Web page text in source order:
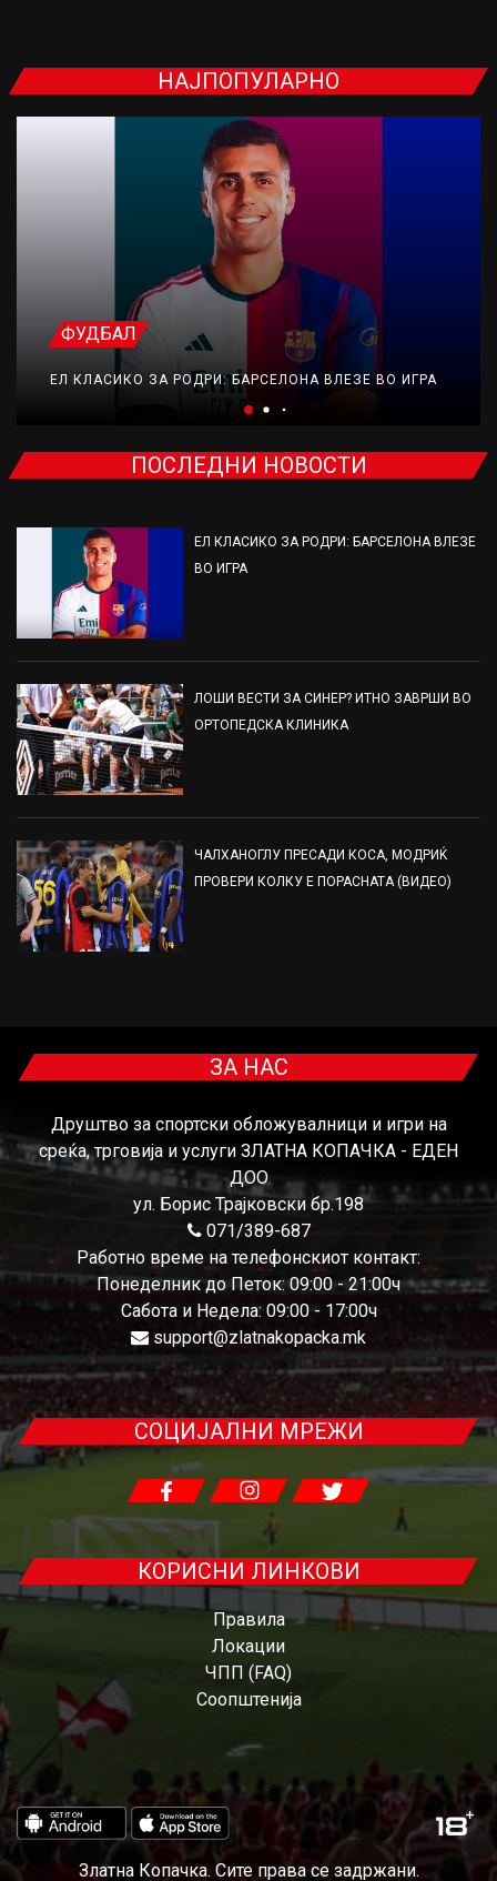
НАЈПОПУЛАРНО
ФУДБАЛ
ЕЛ КЛАСИКО ЗА РОДРИ: БАРСЕЛОНА ВЛЕЗЕ ВО ИГРА
ПОСЛЕДНИ НОВОСТИ
ЕЛ КЛАСИКО ЗА РОДРИ: БАРСЕЛОНА ВЛЕЗЕ
ВО ИГРА
ЛОШИ ВЕСТИ ЗА СИНЕР? ИТНО ЗАВРШИ ВО
ОРТОПЕДСКА КЛИНИКА
ЧАЛХАНОГЛУ ПРЕСАДИ КОСА, МОДРИЌ
ПРОВЕРИ КОЛКУ Е ПОРАСНАТА (ВИДЕО)
ЗА НАС
Друштво за спортски обложувалници и игри на
среќа, трговија и услуги ЗЛАТНА КОПАЧКА - ЕДЕН
ДОО
ул. Борис Трајковски бр.198
071/389-687
Работно време на телефонскиот контакт:
Понеделник до Петок: 09:00 - 21:00ч
Сабота и Недела: 09:00 - 17:00ч
support@zlatnakopacka.mk
СОЦИЈАЛНИ МРЕЖИ
КОРИСНИ ЛИНКОВИ
Правила
Локации
ЧПП (FAQ)
Соопштенија
Златна Копачка. Сите права се задржани.